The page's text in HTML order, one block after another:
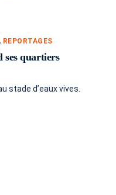
, REPORTAGES
ses quartiers
stade d’eaux vives.